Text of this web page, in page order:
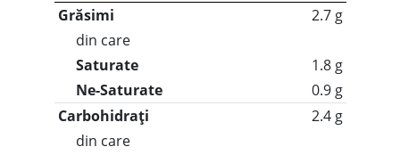
Grăsimi
2.7 g
din care
Saturate
1.8 g
Ne-Saturate
0.9 g
Carbohidrați
2.4 g
din care